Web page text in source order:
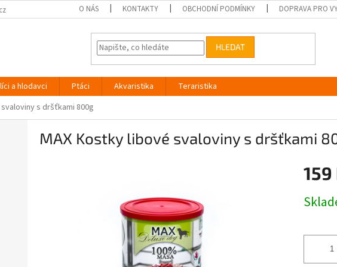
O NÁS KONTAKTY OBCHODNÍ PODMÍNKY DOPRAVA PRO
HLEDAT
a hlodavci Ptáci Akvaristika
Teraristika
s dršťkami 800g
MAX Kostky libové svaloviny s dršťkami
159
cena: